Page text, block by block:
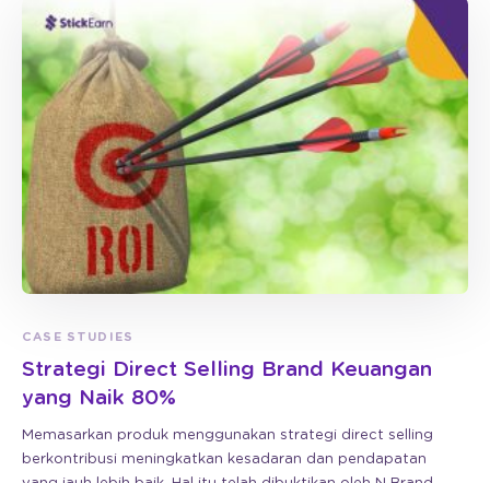
CASE STUDIES
Strategi Direct Selling Brand Keuangan
yang Naik 80%
Memasarkan produk menggunakan strategi direct selling
berkontribusi meningkatkan kesadaran dan pendapatan